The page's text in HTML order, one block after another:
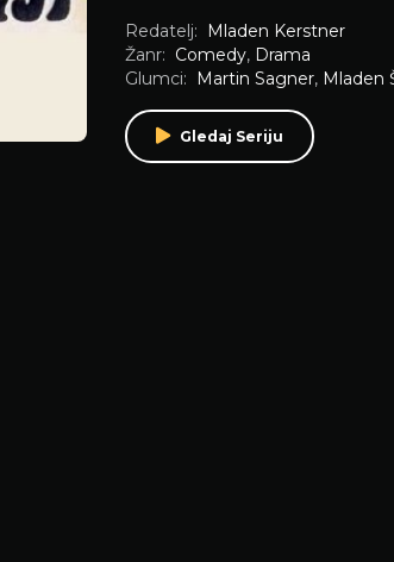
Redatelj:
Mladen Kerstner
Žanr: Comedy, Drama
Glumci:
Martin Sagner, Mladen
Gledaj Seriju